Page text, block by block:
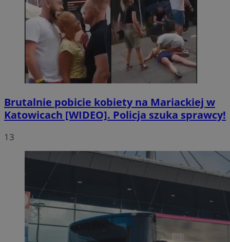
Brutalnie pobicie kobiety na Mariackiej w
Katowicach [WIDEO]. Policja szuka sprawcy!
13